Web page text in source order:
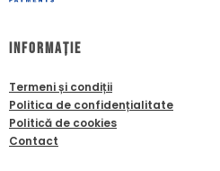
Informație
Termeni și condiții
Politica de confidențialitate
Politică de cookies
Contact